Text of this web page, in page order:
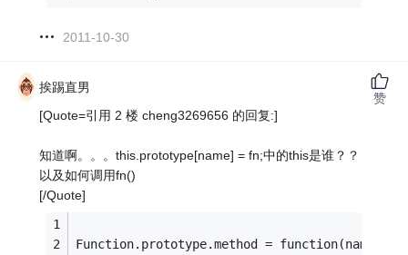
2011-10-30
挨踢直男
[Quote=引用 2 楼 cheng3269656 的回复:]
知道啊。。。this.prototype[name] = fn;中的this是谁？？
以及如何调用fn()
[/Quote]
Function.prototype.method = function(name,
赞